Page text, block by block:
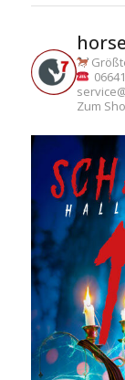
Zum